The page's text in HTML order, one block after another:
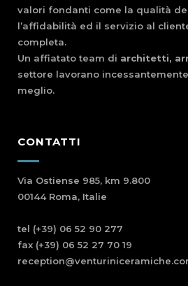
valori fondanti come la qualità
l’affidabilità ed il servizio al
completa.
Un affiatato team di architetti,
settore lavorano
meglio.
CONTATTI
Via Ostiense 985, km 9.800
00144 Roma, Italie
tel (+39) 06 52 90 277
fax (+39) 06 52 27 70 19